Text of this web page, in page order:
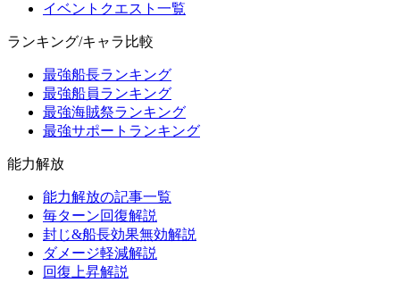
イベントクエスト一覧
ランキング/キャラ比較
最強船長ランキング
最強船員ランキング
最強海賊祭ランキング
最強サポートランキング
能力解放
能力解放の記事一覧
毎ターン回復解説
封じ&船長効果無効解説
ダメージ軽減解説
回復上昇解説